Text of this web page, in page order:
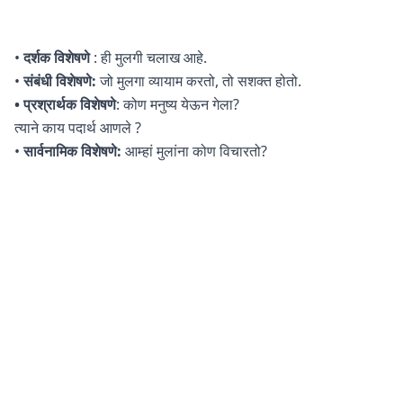
•दर्शक विशेषणे: ही मुलगी चलाख आहे.
•संबंधी विशेषणे:जो मुलगा व्यायाम करतो, तो सशक्त होतो.
• प्रश्रार्थक विशेषणे: कोण मनुष्य येऊन गेला?
त्याने काय पदार्थ आणले ?
•सार्वनामिक विशेषणे: आम्हां मुलांना कोण विचारतो?